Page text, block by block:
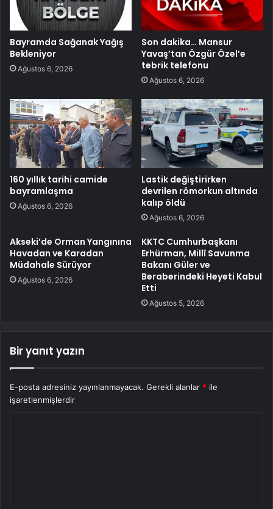
Bayramda Sağanak Yağış
Bekleniyor
Ağustos 6, 2026
Son dakika… Mansur
Yavaş’tan Özgür Özel’e
tebrik telefonu
Ağustos 6, 2026
160 yıllık tarihi camide
bayramlaşma
Ağustos 6, 2026
Lastik değiştirirken
devrilen römorkun altında
kalıp öldü
Ağustos 6, 2026
Akseki’de Orman Yangınına
Havadan ve Karadan
Müdahale Sürüyor
Ağustos 6, 2026
KKTC Cumhurbaşkanı
Erhürman, Millî Savunma
Bakanı Güler ve
Beraberindeki Heyeti Kabul
Etti
Ağustos 5, 2026
Bir yanıt yazın
E-posta adresiniz yayınlanmayacak. Gerekli alanlar * ile
işaretlenmişlerdir